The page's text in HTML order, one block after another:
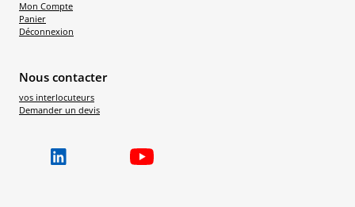
Mon Compte
Panier
Déconnexion
Nous contacter
vos interlocuteurs
Demander un devis